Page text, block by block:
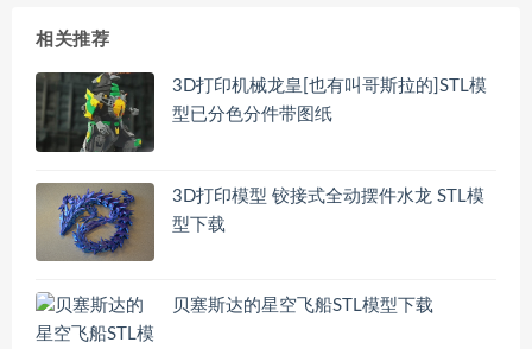
相关推荐
3D打印机械龙皇[也有叫哥斯拉的]STL模
型已分色分件带图纸
3D打印模型 铰接式全动摆件水龙 STL模
型下载
贝塞斯达的星空飞船STL模型下载